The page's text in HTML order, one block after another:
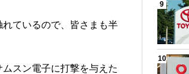
ているので、皆さまも半
スン電子に打撃を与えた